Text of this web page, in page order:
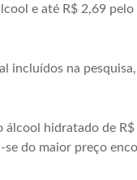
e até R$ 2,69
incluídos na
hidratado de
do maior preço